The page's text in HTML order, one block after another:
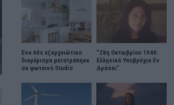
Ένα 60s εξαρχειώτικο
διαμέρισμα μετατράπηκε
σε φωτεινό Studio
“28η Οκτωβρίου 1940:
Ελληνικά Υποβρύχια Εν
Δράσει”